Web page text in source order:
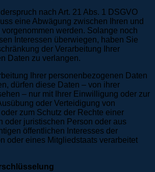
nach Art. 21 Abs. 1 DSGVO
eine Abwägung zwischen Ihren und
werden. Solange noch
Interessen überwiegen, haben Sie
der Verarbeitung Ihrer
Daten zu verlangen.
Ihrer personenbezogenen Daten
dürfen diese Daten – von ihrer
– nur mit Ihrer Einwilligung oder zur
oder Verteidigung von
zum Schutz der Rechte einer
oder juristischen Person oder aus
öffentlichen Interesses der
oder eines Mitgliedstaats verarbeitet